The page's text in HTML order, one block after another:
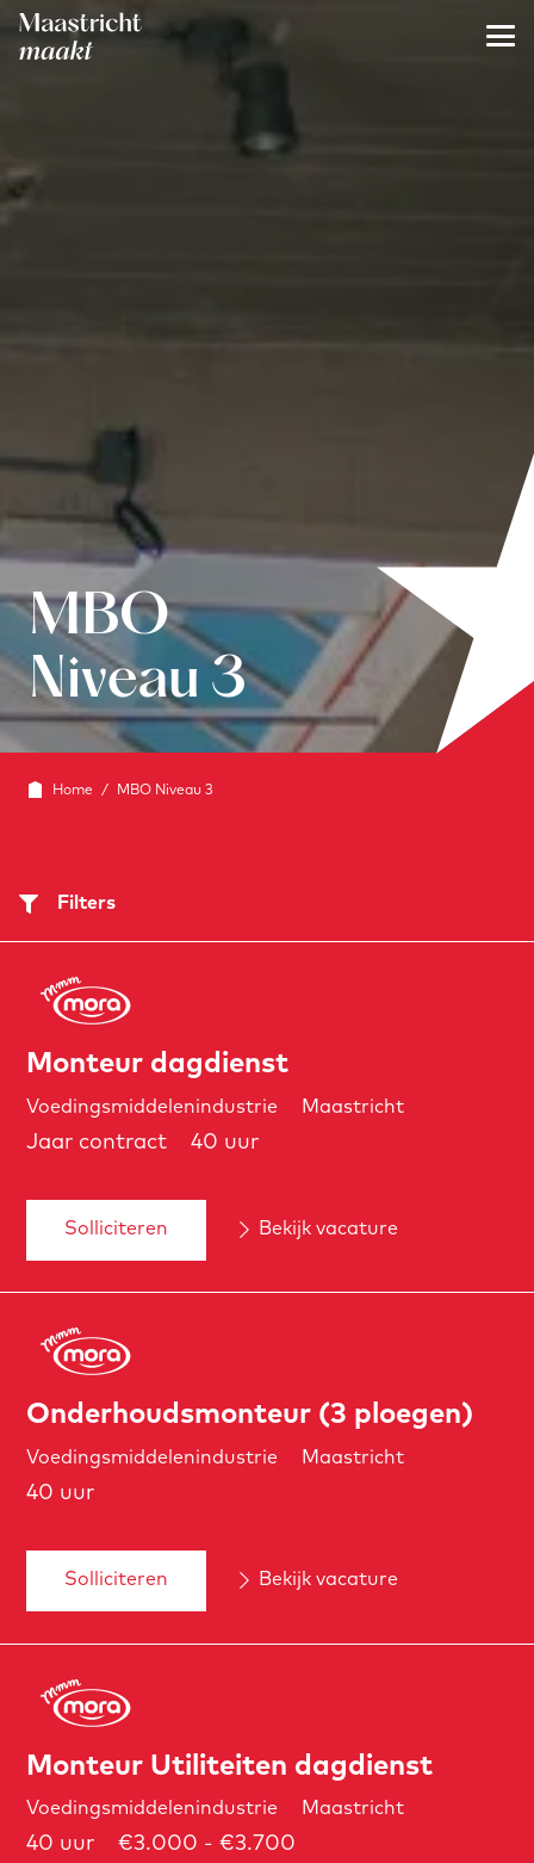
MBO
Niveau 3
Home / MBO Niveau 3
Filters
Monteur dagdienst
Voedingsmiddelenindustrie Maastricht
Jaar contract 40 uur
Solliciteren Bekijk vacature
Onderhoudsmonteur (3 ploegen)
Voedingsmiddelenindustrie Maastricht
40 uur
Solliciteren Bekijk vacature
Monteur Utiliteiten dagdienst
Voedingsmiddelenindustrie Maastricht
40 uur €3.000 - €3.700